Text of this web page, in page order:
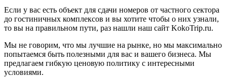
Если у вас есть объект для сдачи номеров от частного сектора
до гостиничных комплексов и вы хотите чтобы о них узнали,
то вы на правильном пути, раз нашли наш сайт KokoTrip.ru.
Мы не говорим, что мы лучшие на рынке, но мы максимально
попытаемся быть полезными для вас и вашего бизнеса. Мы
предлагаем гибкую ценовую политику с интересными
условиями.